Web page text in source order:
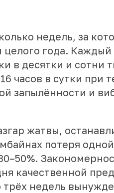
недель, за
целого года. Каждый
в десятки и сотни
часов в сутки при
запылённости и
жатвы,
потеря
качественной
недель